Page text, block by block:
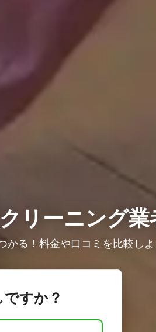
リーニング業
かる！料金や口コミを比較しよ
すか？